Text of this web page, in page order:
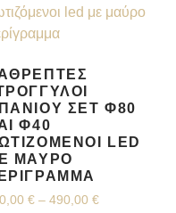
ΣΕΤ Φ80
Φ40
LED
ΜΑΎΡΟ
€ – 490,00 €